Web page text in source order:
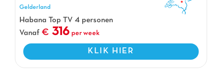
Gelderland
Habana Top TV 4 personen
Vanaf
316 per week
KLIK HIER